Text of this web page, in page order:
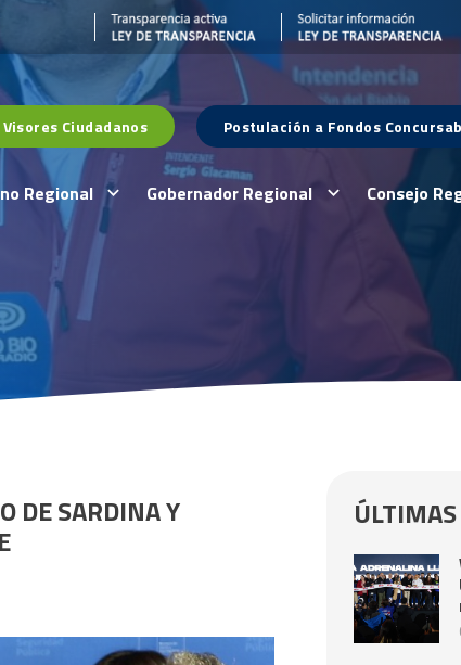
Visores Ciudadanos Postulación a Fondos
Regional Gobernador Regional Consejo
DE SARDINA Y